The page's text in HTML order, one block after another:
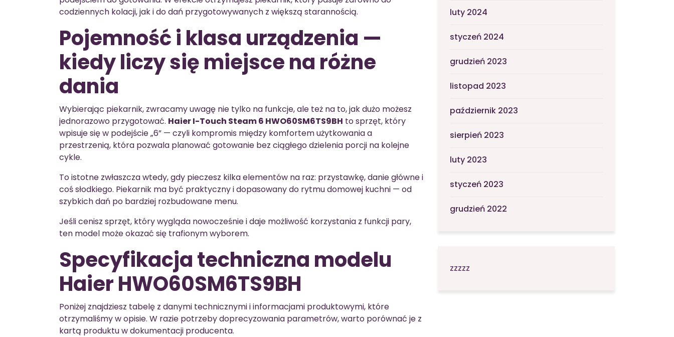
codziennych kolacji, jak i do dań przygotowywanych z większą starannością.
Pojemność i klasa urządzenia —
kiedy liczy się miejsce na różne
dania
Wybierając piekarnik, zwracamy uwagę nie tylko na funkcje, ale też na to, jak dużo możesz
jednorazowo przygotować. Haier I-Touch Steam 6 HWO60SM6TS9BH to sprzęt, który
wpisuje się w podejście „6” — czyli kompromis między komfortem użytkowania a
przestrzenią, która pozwala planować gotowanie bez ciągłego dzielenia porcji na kolejne
cykle.
To istotne zwłaszcza wtedy, gdy pieczesz kilka elementów na raz: przystawkę, danie główne i
coś słodkiego. Piekarnik ma być praktyczny i dopasowany do rytmu domowej kuchni — od
szybkich dań po bardziej rozbudowane menu.
Jeśli cenisz sprzęt, który wygląda nowocześnie i daje możliwość korzystania z funkcji pary,
ten model może okazać się trafionym wyborem.
Specyfikacja techniczna modelu
Haier HWO60SM6TS9BH
Poniżej znajdziesz tabelę z danymi technicznymi i informacjami produktowymi, które
otrzymaliśmy w opisie. W razie potrzeby doprecyzowania parametrów, warto porównać je z
kartą produktu w dokumentacji producenta.
luty 2024
styczeń 2024
grudzień 2023
listopad 2023
październik 2023
sierpień 2023
luty 2023
styczeń 2023
grudzień 2022
zzzzz